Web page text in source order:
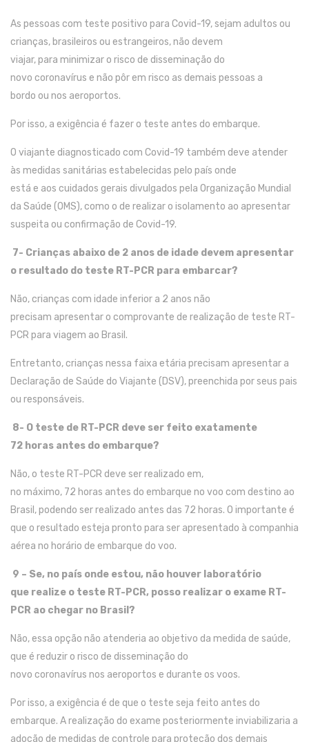
As pessoas com teste positivo para Covid-19, sejam adultos ou
crianças, brasileiros ou estrangeiros,não devem
viajar,para minimizar o risco de disseminação do
novo coronavírus e não pôrem risco as demais pessoas a
bordo ou nos aeroportos.
Por isso, a exigência é fazer o teste antes do embarque.
O viajante diagnosticado com Covid-19 também deve atender
às medidas sanitárias estabelecidas pelo país onde
está e aos cuidados gerais divulgados pela Organização Mundial
da Saúde (OMS),como o de realizaro isolamento ao apresentar
suspeita ou confirmação de Covid-19.
7- Crianças abaixo de 2 anos de idade devem apresentar
o resultado do teste RT-PCR para embarcar?
Não, crianças com idade inferior a 2 anos não
precisam apresentar o comprovante de realização de teste RT-
PCR para viagem ao Brasil.
Entretanto,crianças nessa faixa etária precisam apresentar a
Declaração de Saúde do Viajante (DSV), preenchida por seus pais
ou responsáveis.
8- O teste de RT-PCR deve ser feito exatamente
72 horas antes do embarque?
Não, o teste RT-PCR deve ser realizado em,
no máximo, 72 horas antes do embarque no voo com destino ao
Brasil , podendo ser realizado antes das 72 horas. O importante é
que o resultado esteja pronto para ser apresentado à companhia
aérea no horário de embarque do voo.
9 – Se, no país onde estou, não houver laboratório
que realize o teste RT-PCR, posso realizar o exame RT-
PCR ao chegar no Brasil ?
Não, essa opção não atenderia ao objetivo da medida de saúde,
que é reduziro risco de disseminação do
novo coronavírus nos aeroportos e durante os voos.
Por isso, a exigência é de que o teste seja feito antes do
embarque. A realização do exame posteriormente inviabilizaria a
adoção de medidas de controle para proteção dos demais